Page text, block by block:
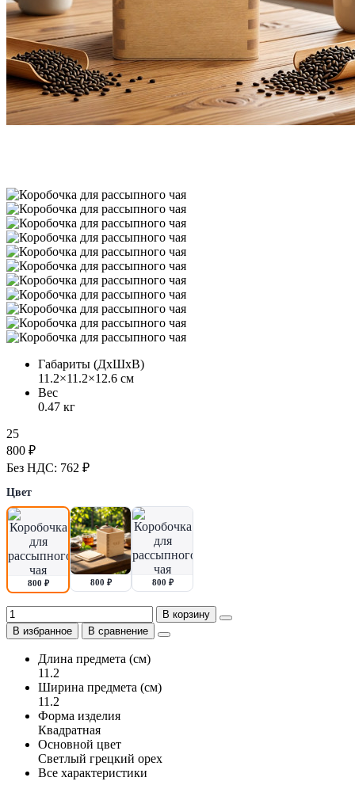
Габариты (ДхШхВ)
11.2×11.2×12.6 см
Вес
0.47 кг
25
800 ₽
Без НДС: 762 ₽
Цвет
800 ₽ 800 ₽ 800 ₽
В корзину
В избранное
В сравнение
Длина предмета (см)
11.2
Ширина предмета (см)
11.2
Форма изделия
Квадратная
Основной цвет
Светлый грецкий орех
Все характеристики